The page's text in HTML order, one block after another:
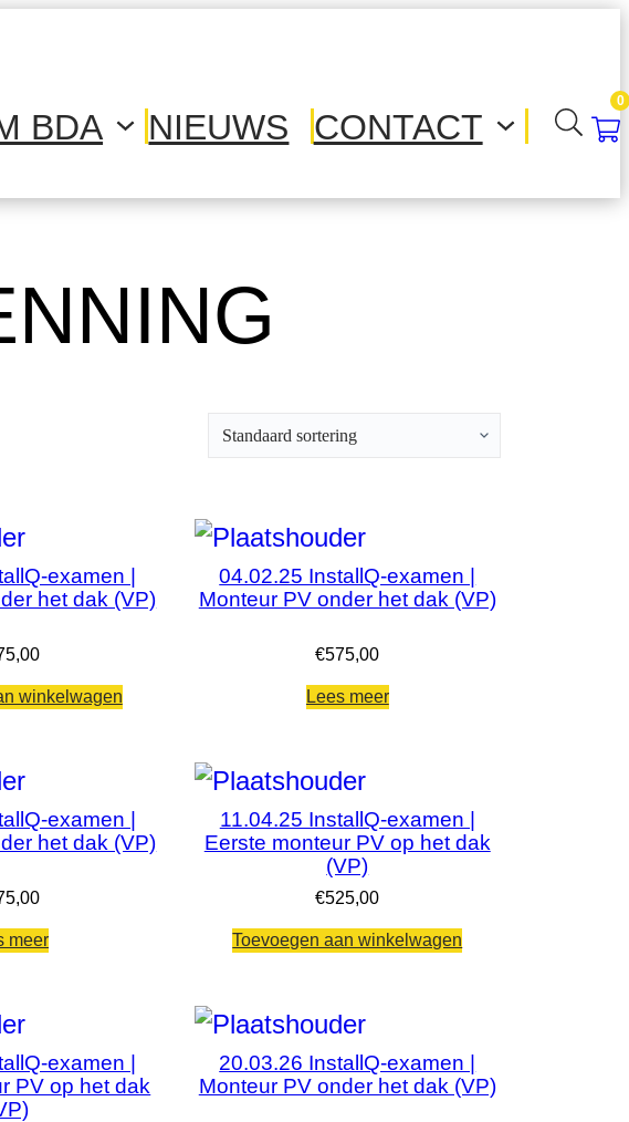
BDA NIEUWS CONTACT
0
examen |
het dak (VP)
winkelwagen
04.02.25 InstallQ-examen |
Monteur PV onder het dak (VP)
€575,00
Lees meer
examen |
het dak (VP)
meer
11.04.25 InstallQ-examen |
Eerste monteur PV op het dak
(VP)
€525,00
Toevoegen aan winkelwagen
examen |
PV op het dak
20.03.26 InstallQ-examen |
Monteur PV onder het dak (VP)